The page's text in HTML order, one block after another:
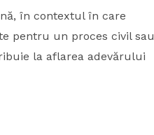
în contextul în care
pentru un proces civil sau
la aflarea adevărului